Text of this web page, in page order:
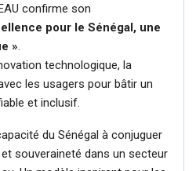
confirme son
pour le Sénégal, une
».
technologique, la
les usagers pour bâtir un
et inclusif.
du Sénégal à conjuguer
souveraineté dans un secteur